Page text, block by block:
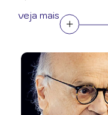
veja mais